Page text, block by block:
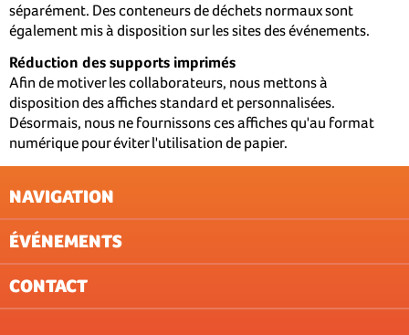
séparément. Des conteneurs de déchets normaux sont
également mis à disposition sur les sites des événements.
Réduction des supports imprimés
Afin de motiver les collaborateurs, nous mettons à
disposition des affiches standard et personnalisées.
Désormais, nous ne fournissons ces affiches qu'au format
numérique pour éviter l'utilisation de papier.
NAVIGATION
NEWSLETTER
CONDITIONS GÉNÉRALES
PROTECTION DES DONNÉES (ÉVÉNEMENTS)
IMPRESSUM
ÉVÉNEMENTS
ZUG
LAUSANNE
CONTACT